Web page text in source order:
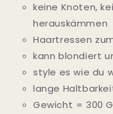
keine Knoten,
herauskämmen
Haartressen
kann blondiert
style es wie du
lange
Gewicht = 300